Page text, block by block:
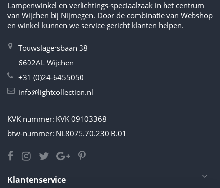
Lampenwinkel en verlichtings-speciaalzaak in het centrum
van Wijchen bij Nijmegen. Door de combinatie van Webshop
en winkel kunnen we service gericht klanten helpen.
Touwslagersbaan 38
6602AL Wijchen
+31 (0)24-6455050
info@lightcollection.nl
KVK nummer: KVK 09103368
btw-nummer: NL8075.70.230.B.01
Klantenservice